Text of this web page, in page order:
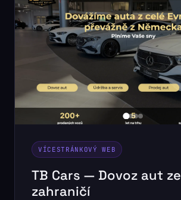
VÍCESTRÁNKOVÝ WEB
TB Cars — Dovoz aut ze
zahraničí